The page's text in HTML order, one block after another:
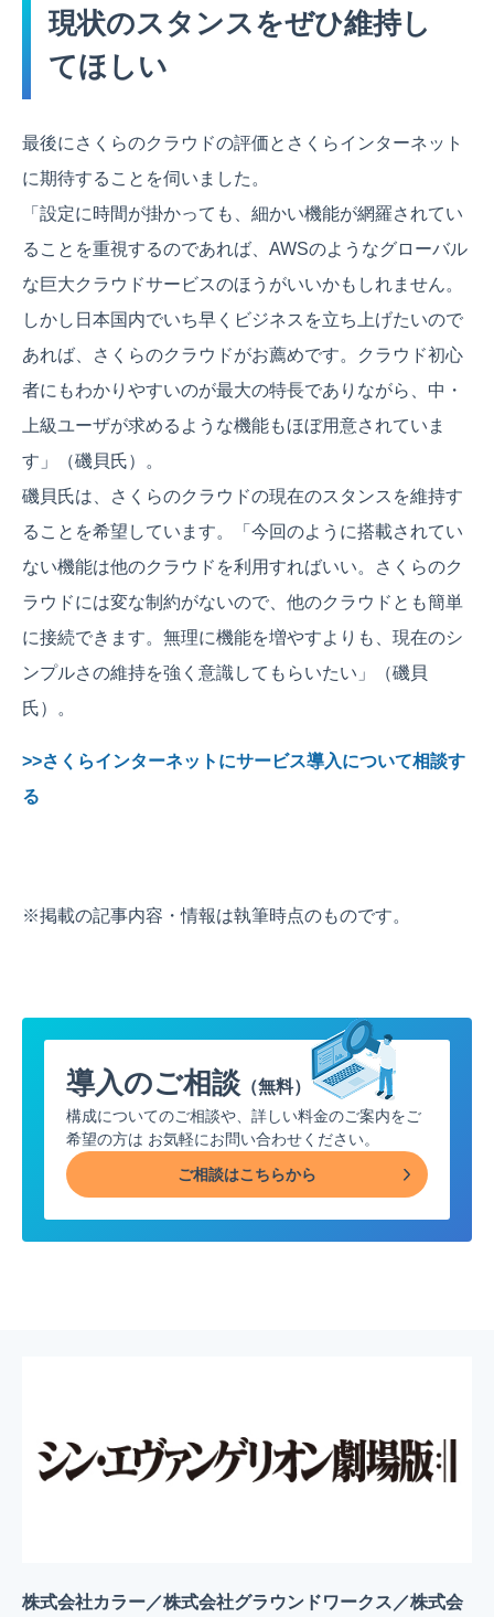
現状のスタンスをぜひ維持し
てほしい
最後にさくらのクラウドの評価とさくらインターネット
に期待することを伺いました。
「設定に時間が掛かっても、細かい機能が網羅されてい
ることを重視するのであれば、AWSのようなグローバル
な巨大クラウドサービスのほうがいいかもしれません。
しかし日本国内でいち早くビジネスを立ち上げたいので
あれば、さくらのクラウドがお薦めです。クラウド初心
者にもわかりやすいのが最大の特長でありながら、中・
上級ユーザが求めるような機能もほぼ用意されていま
す」（磯貝氏）。
磯貝氏は、さくらのクラウドの現在のスタンスを維持す
ることを希望しています。「今回のように搭載されてい
ない機能は他のクラウドを利用すればいい。さくらのク
ラウドには変な制約がないので、他のクラウドとも簡単
に接続できます。無理に機能を増やすよりも、現在のシ
ンプルさの維持を強く意識してもらいたい」（磯貝
氏）。
>>さくらインターネットにサービス導入について相談す
る
※掲載の記事内容・情報は執筆時点のものです。
導入のご相談 （無料）
構成についてのご相談や、詳しい料金のご案内をご
希望の方は お気軽にお問い合わせください。
ご相談はこちらから
株式会社カラー／株式会社グラウンドワークス／株式会